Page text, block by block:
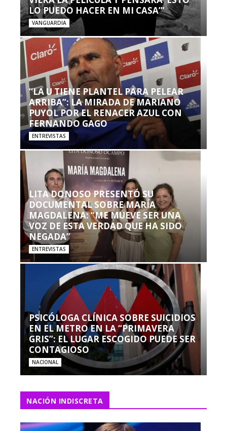
LO PUEDO HACER EN MI CASA’”
VANGUARDIA
“LA U TIENE PLANTEL PARA PELEAR
ARRIBA”: LA MIRADA DE MARIANO
PUYOL POR EL RENACER AZUL CON
FERNANDO GAGO
ENTREVISTAS
LITA DONOSO PRESENTÓ SU
DOCUMENTAL SOBRE MARÍA
MAGDALENA: “ME MUEVE SER UNA
VOZ DE ESTA VERDAD QUE HA SIDO
NEGADA”
ENTREVISTAS
PSICÓLOGA CLÍNICA SOBRE SUICIDIOS
EN EL METRO EN LA “PRIMAVERA
GRIS”: EL LUGAR ESCOGIDO PUEDE SER
CONTAGIOSO
NACIONAL
NACIÓN INDISCRETA